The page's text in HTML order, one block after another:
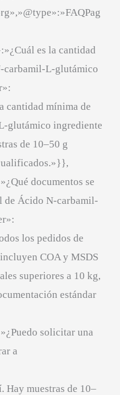
es la cantidad
carbamil-L-glutámico
cantidad mínima de
glutámico ingrediente
de 10–50 g
documentos se
de Ácido N-carbamil-
los pedidos de
COA y MSDS
superiores a 10 kg,
estándar
solicitar una
a
Hay muestras de 10–